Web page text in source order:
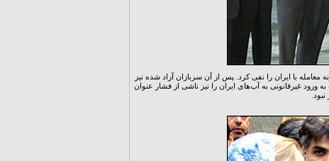
با ایران را نفی کرد. پس از آن سربازان آزاد شده نیز
غیرقانونی به آب‌های ایران را نیز ناشی از فشار عنوان